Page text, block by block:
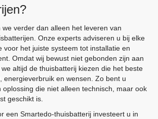
we verder dan alleen het leveren van
Onze experts adviseren u bij elke
voor het juiste systeem tot installatie en
Omdat wij bewust niet gebonden zijn aan
altijd de thuisbatterij kiezen die het beste
energieverbruik en wensen. Zo bent u
oplossing die niet alleen technisch, maar ook
geschikt is.
een Smartedo-thuisbatterij investeert u in